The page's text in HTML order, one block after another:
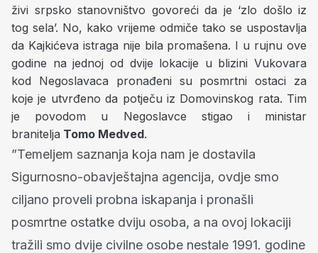
živi srpsko stanovništvo govoreći da je ‘zlo došlo iz
tog sela’. No, kako vrijeme odmiče tako se uspostavlja
da Kajkićeva istraga nije bila promašena. I u rujnu ove
godine na jednoj od dvije lokacije u blizini Vukovara
kod Negoslavaca pronađeni su posmrtni ostaci za
koje je utvrđeno da potječu iz Domovinskog rata. Tim
je povodom u Negoslavce stigao i ministar
branitelja Tomo Medved.
”Temeljem saznanja koja nam je dostavila
Sigurnosno-obavještajna agencija, ovdje smo
ciljano proveli probna iskapanja i pronašli
posmrtne ostatke dviju osoba, a na ovoj lokaciji
tražili smo dvije civilne osobe nestale 1991. godine